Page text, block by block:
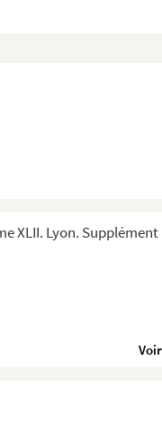
XLII. Lyon. Supplément